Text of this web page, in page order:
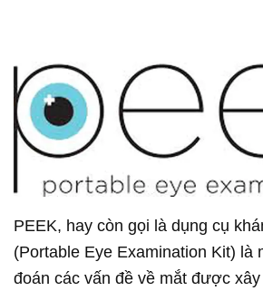
PEEK, hay còn gọi là dụng cụ
(Portable Eye Examination Kit) là
đoán các vấn đề về mắt được